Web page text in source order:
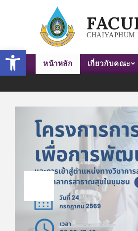
Open toolbar
CHAIYAPHUM
หน้าหลัก เกี่ยวกับคณะ